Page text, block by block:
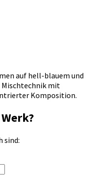
auf hell-blauem und
mit
Komposition.
sind: